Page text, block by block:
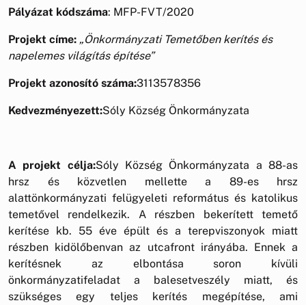
Pályázat kódszáma: MFP-FVT/2020
Projekt címe: „Önkormányzati Temetőben kerítés és
napelemes világítás építése”
Projekt azonosító száma:3113578356
Kedvezményezett:Sóly Község Önkormányzata
A projekt célja:Sóly Község Önkormányzata a 88-as
hrsz és közvetlen mellette a 89-es hrsz
alattönkormányzati felügyeleti református és katolikus
temetővel rendelkezik. A részben bekerített temető
kerítése kb. 55 éve épült és a terepviszonyok miatt
részben kidölőbenvan az utcafront irányába. Ennek a
kerítésnek az elbontása soron kívüli
önkormányzatifeladat a balesetveszély miatt, és
szükséges egy teljes kerítés megépítése, ami